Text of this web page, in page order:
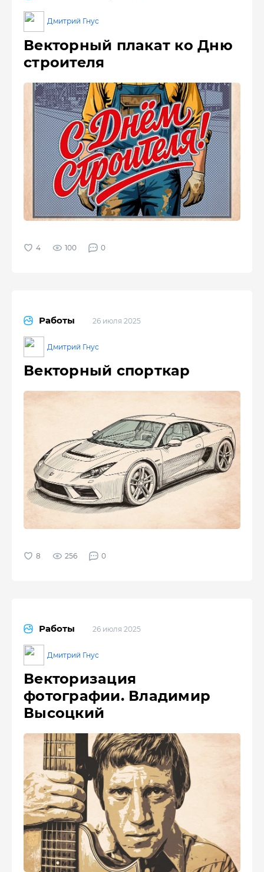
Дмитрий Гнус
Векторный плакат ко Дню
строителя
100 0
Работы 26 июля 2025
Дмитрий Гнус
Векторный спорткар
256 0
Работы 26 июля 2025
Дмитрий Гнус
Векторизация
фотографии. Владимир
Высоцкий